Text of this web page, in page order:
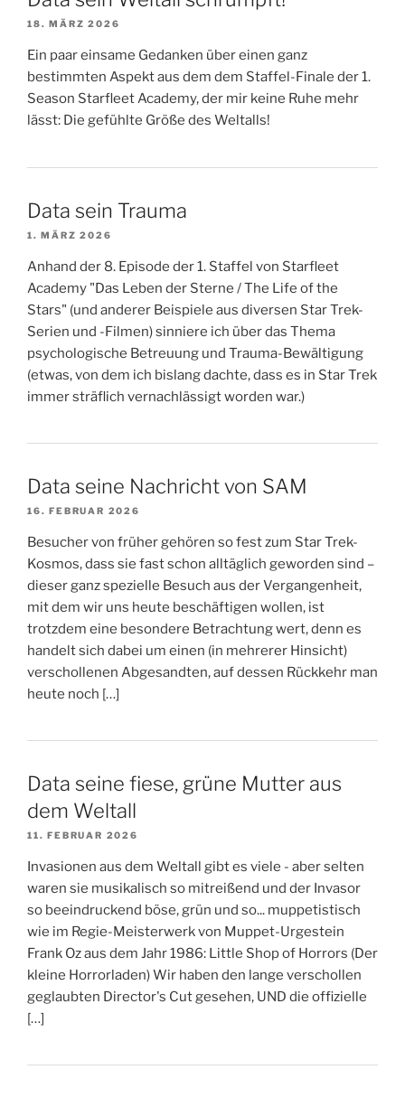
18. MÄRZ 2026
Ein paar einsame Gedanken über einen ganz
bestimmten Aspekt aus dem dem Staffel-Finale der 1.
Season Starfleet Academy, der mir keine Ruhe mehr
lässt: Die gefühlte Größe des Weltalls!
Data sein Trauma
1. MÄRZ 2026
Anhand der 8. Episode der 1. Staffel von Starfleet
Academy "Das Leben der Sterne / The Life of the
Stars" (und anderer Beispiele aus diversen Star Trek-
Serien und -Filmen) sinniere ich über das Thema
psychologische Betreuung und Trauma-Bewältigung
(etwas, von dem ich bislang dachte, dass es in Star Trek
immer sträflich vernachlässigt worden war.)
Data seine Nachricht von SAM
16. FEBRUAR 2026
Besucher von früher gehören so fest zum Star Trek-
Kosmos, dass sie fast schon alltäglich geworden sind –
dieser ganz spezielle Besuch aus der Vergangenheit,
mit dem wir uns heute beschäftigen wollen, ist
trotzdem eine besondere Betrachtung wert, denn es
handelt sich dabei um einen (in mehrerer Hinsicht)
verschollenen Abgesandten, auf dessen Rückkehr man
heute noch […]
Data seine fiese, grüne Mutter aus
dem Weltall
11. FEBRUAR 2026
Invasionen aus dem Weltall gibt es viele - aber selten
waren sie musikalisch so mitreißend und der Invasor
so beeindruckend böse, grün und so... muppetistisch
wie im Regie-Meisterwerk von Muppet-Urgestein
Frank Oz aus dem Jahr 1986: Little Shop of Horrors (Der
kleine Horrorladen) Wir haben den lange verschollen
geglaubten Director's Cut gesehen, UND die offizielle
[…]